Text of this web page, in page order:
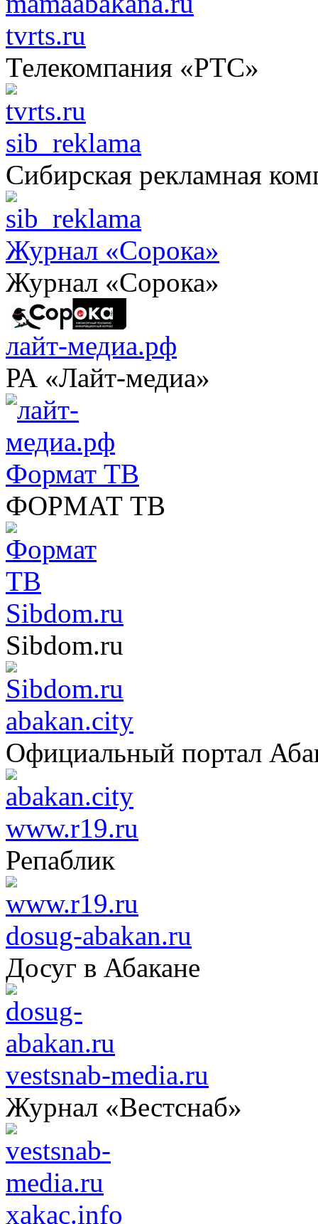
tvrts.ru
Телекомпания «РТС»
sib_reklama
Сибирская рекламная
Журнал «Сорока»
Журнал «Сорока»
лайт-медиа.рф
РА «Лайт-медиа»
Формат ТВ
ФОРМАТ ТВ
Sibdom.ru
Sibdom.ru
abakan.city
Официальный портал
www.r19.ru
Репаблик
dosug-abakan.ru
Досуг в Абакане
vestsnab-media.ru
Журнал «Вестснаб»
xakac.info